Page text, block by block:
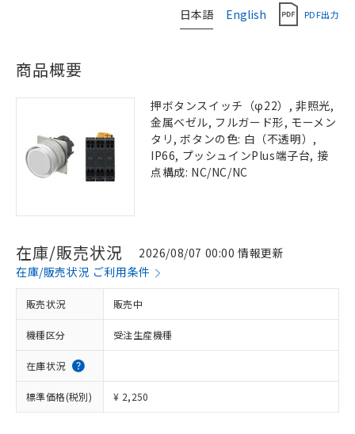
日本語 English PDF出力
商品概要
押ボタンスイッチ（φ22）, 非照光,
金属ベゼル, フルガード形, モーメン
タリ, ボタンの色: 白（不透明）,
IP66, プッシュインPlus端子台, 接
点構成: NC/NC/NC
在庫/販売状況
2026/08/07 00:00 情報更新
在庫/販売状況 ご利用条件
販売状況 販売中
機種区分 受注生産機種
在庫状況
標準価格(税別) ¥ 2,250